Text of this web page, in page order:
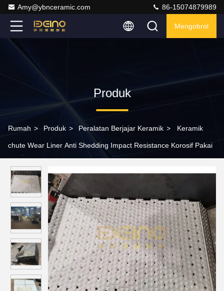
Amy@ybnceramic.com 86-15074879989
Mengobrol
Produk
Rumah > Produk > Peralatan Berjajar Keramik > Keramik
chute Wear Liner Anti Shedding Impact Resistance Korosif Pakai